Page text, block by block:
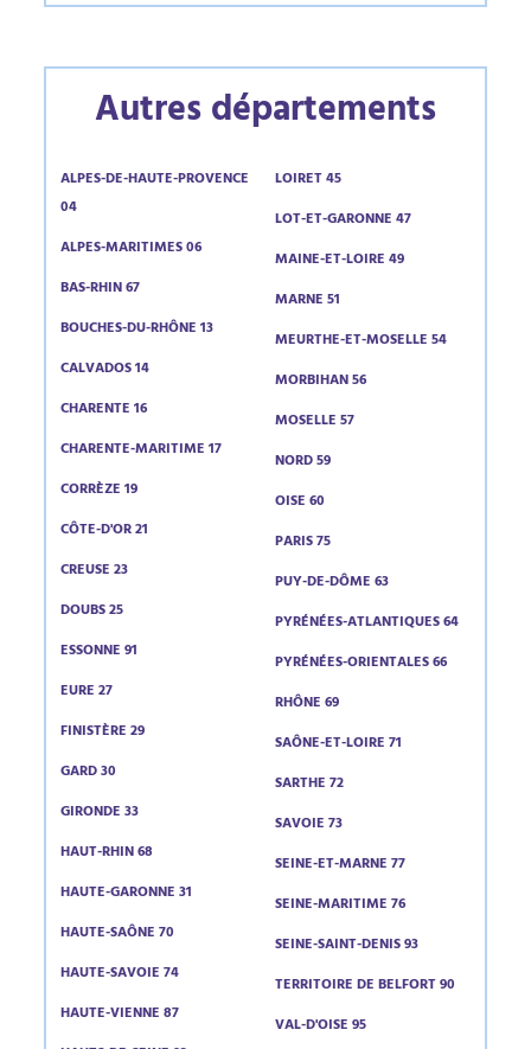
Autres départements
ALPES-DE-HAUTE-PROVENCE
04
ALPES-MARITIMES 06
BAS-RHIN 67
BOUCHES-DU-RHÔNE 13
CALVADOS 14
CHARENTE 16
CHARENTE-MARITIME 17
CORRÈZE 19
CÔTE-D'OR 21
CREUSE 23
DOUBS 25
ESSONNE 91
EURE 27
FINISTÈRE 29
GARD 30
GIRONDE 33
HAUT-RHIN 68
HAUTE-GARONNE 31
HAUTE-SAÔNE 70
HAUTE-SAVOIE 74
HAUTE-VIENNE 87
LOIRET 45
LOT-ET-GARONNE 47
MAINE-ET-LOIRE 49
MARNE 51
MEURTHE-ET-MOSELLE 54
MORBIHAN 56
MOSELLE 57
NORD 59
OISE 60
PARIS 75
PUY-DE-DÔME 63
PYRÉNÉES-ATLANTIQUES 64
PYRÉNÉES-ORIENTALES 66
RHÔNE 69
SAÔNE-ET-LOIRE 71
SARTHE 72
SAVOIE 73
SEINE-ET-MARNE 77
SEINE-MARITIME 76
SEINE-SAINT-DENIS 93
TERRITOIRE DE BELFORT 90
VAL-D'OISE 95